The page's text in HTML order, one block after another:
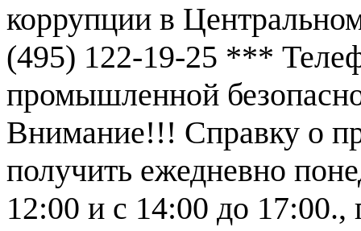
коррупции в
(495) 122-19-25 ***
промышленной
Внимание!!! Справку о
получить ежедневно
12:00 и с 14:00 до 17:00.,